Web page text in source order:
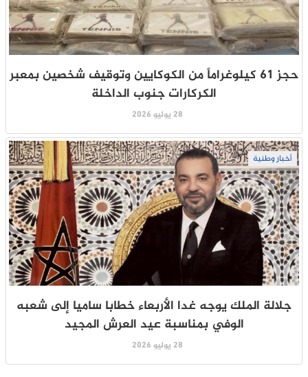
حجز 61 كيلوغراماً من الكوكايين وتوقيف شخصين بمعبر
الكركارات جنوب الداخلة
28 يوليو 2026
أخبار وطنية
جلالة الملك يوجه غدا الأربعاء خطابا ساميا إلى شعبه
الوفي بمناسبة عيد العرش المجيد
28 يوليو 2026